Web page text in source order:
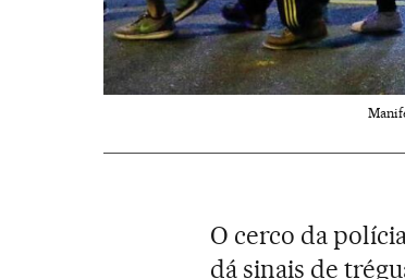
O cerco da
dá sinais de